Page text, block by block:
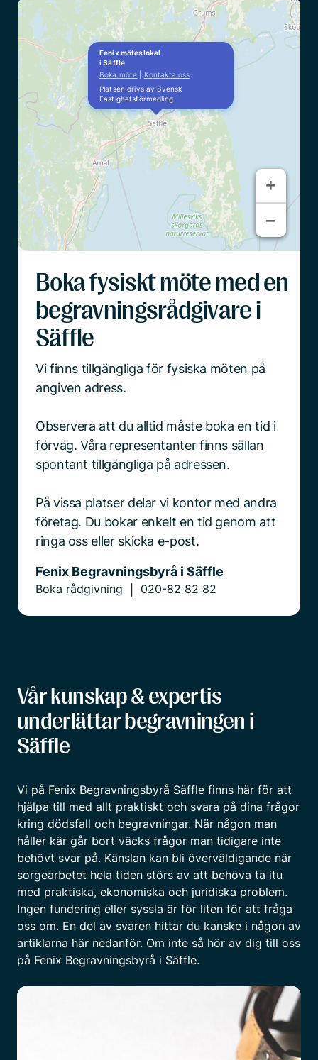
Fenix möteslokal
i Säffle
Boka möte
Kontakta oss
Platsen drivs av Svensk
Fastighetsförmedling
+
−
+
−
Boka fysiskt möte med en
begravningsrådgivare i
Säffle
Vi finns tillgängliga för fysiska möten på
angiven adress.
Observera att du alltid måste boka en tid i
förväg. Våra representanter finns sällan
spontant tillgängliga på adressen.
På vissa platser delar vi kontor med andra
företag. Du bokar enkelt en tid genom att
ringa oss eller skicka e-post.
Fenix Begravningsbyrå i Säffle
Boka rådgivning 020-82 82 82
Vår kunskap & expertis
underlättar begravningen i
Säffle
Vi på Fenix Begravningsbyrå Säffle finns här för att
hjälpa till med allt praktiskt och svara på dina frågor
kring dödsfall och begravningar. När någon man
håller kär går bort väcks frågor man tidigare inte
behövt svar på. Känslan kan bli överväldigande när
sorgearbetet hela tiden störs av att behöva ta itu
med praktiska, ekonomiska och juridiska problem.
Ingen fundering eller syssla är för liten för att fråga
oss om. En del av svaren hittar du kanske i någon av
artiklarna här nedanför. Om inte så hör av dig till oss
på Fenix Begravningsbyrå i Säffle.